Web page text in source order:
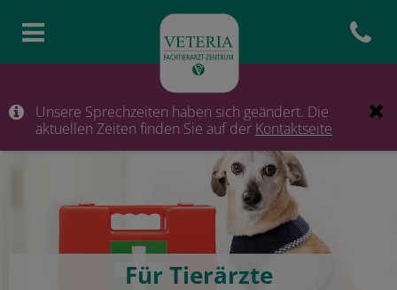
Homepage Tierklinik Berlin
Open
Unsere Sprechzeiten haben sich geändert. Die
aktuellen Zeiten finden Sie auf der Kontaktseite
Für Tierärzte